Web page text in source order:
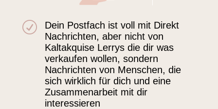
R
Dein Postfach ist voll mit Direkt
Nachrichten, aber nicht von
Kaltakquise Lerrys die dir was
verkaufen wollen, sondern
Nachrichten von Menschen, die
sich wirklich für dich und eine
Zusammenarbeit mit dir
interessieren